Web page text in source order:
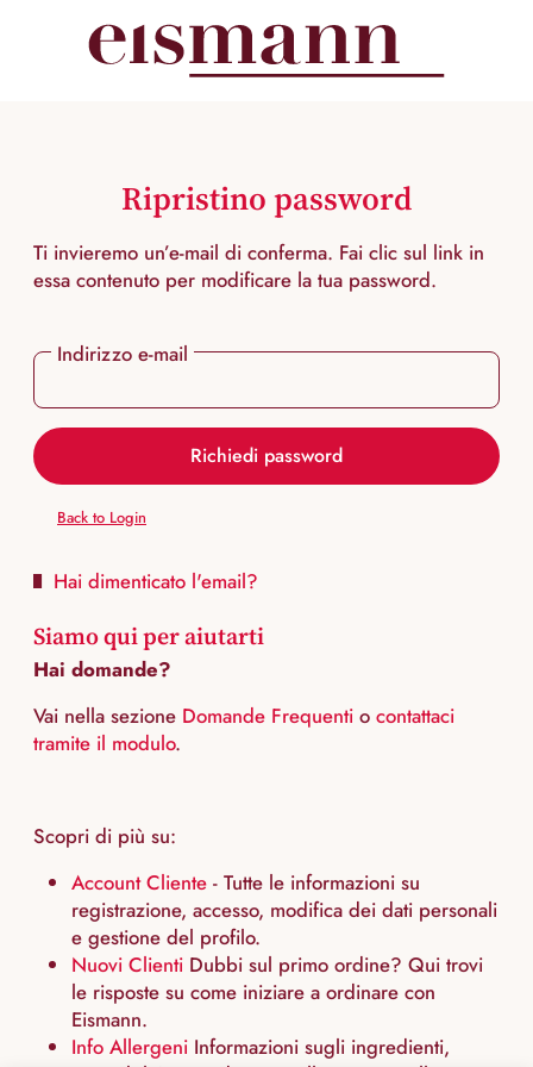
principale
Ripristino password
Ti invieremo un’e-mail di conferma. Fai clic sul link in
essa contenuto per modificare la tua password.
Indirizzo e-mail
Richiedi password
Back to Login
Hai dimenticato l'email?
Siamo qui per aiutarti
Hai domande?
Vai nella sezione Domande Frequenti o contattaci
tramite il modulo.
Scopri di più su:
Account Cliente - Tutte le informazioni su
registrazione, accesso, modifica dei dati personali
e gestione del profilo.
Nuovi Clienti Dubbi sul primo ordine? Qui trovi
le risposte su come iniziare a ordinare con
Eismann.
Info Allergeni Informazioni sugli ingredienti,